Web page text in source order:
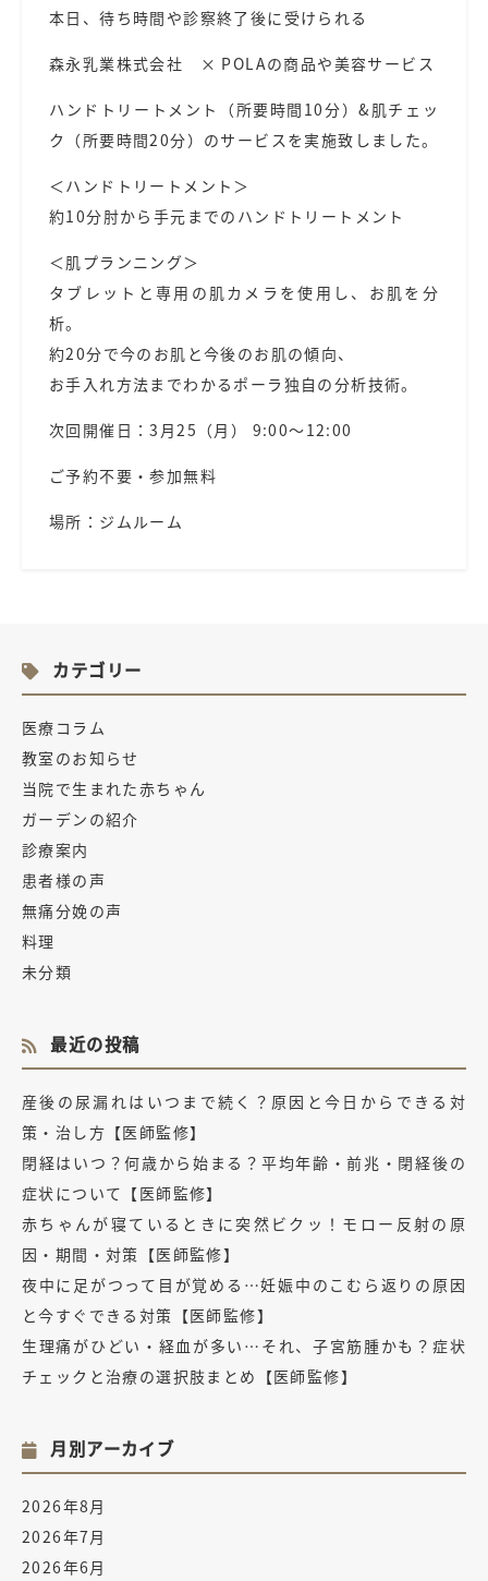
本日、待ち時間や診察終了後に受けられる
森永乳業株式会社 × POLAの商品や美容サービス
ハンドトリートメント（所要時間10分）&肌チェッ
ク（所要時間20分）のサービスを実施致しました。
＜ハンドトリートメント＞
約10分肘から手元までのハンドトリートメント
＜肌プランニング＞
タブレットと専用の肌カメラを使用し、お肌を分
析。
約20分で今のお肌と今後のお肌の傾向、
お手入れ方法までわかるポーラ独自の分析技術。
次回開催日：3月25（月） 9:00〜12:00
ご予約不要・参加無料
場所：ジムルーム
カテゴリー
医療コラム
教室のお知らせ
当院で生まれた赤ちゃん
ガーデンの紹介
診療案内
患者様の声
無痛分娩の声
料理
未分類
最近の投稿
産後の尿漏れはいつまで続く？原因と今日からできる対
策・治し方【医師監修】
閉経はいつ？何歳から始まる？平均年齢・前兆・閉経後の
症状について【医師監修】
赤ちゃんが寝ているときに突然ビクッ！モロー反射の原
因・期間・対策【医師監修】
夜中に足がつって目が覚める…妊娠中のこむら返りの原因
と今すぐできる対策【医師監修】
生理痛がひどい・経血が多い…それ、子宮筋腫かも？症状
チェックと治療の選択肢まとめ【医師監修】
月別アーカイブ
2026年8月
2026年7月
2026年6月